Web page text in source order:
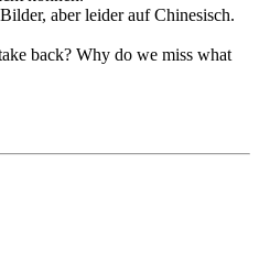
aber leider auf Chinesisch.
back? Why do we miss what